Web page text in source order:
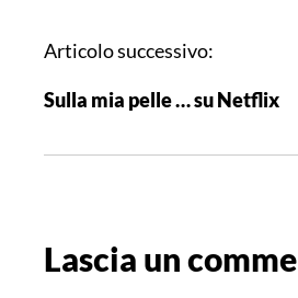
g
z
o
a
Articolo successivo:
Sulla mia pelle … su Netflix
Lascia un